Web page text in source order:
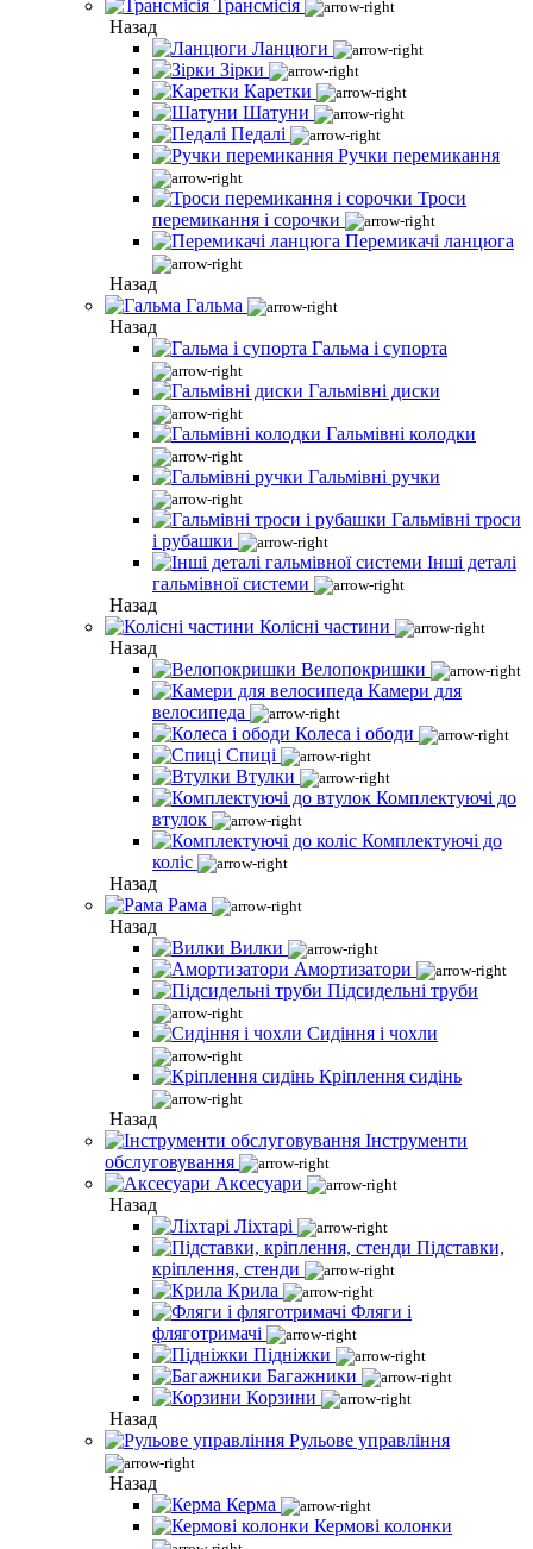
Трансмісія
Назад
Ланцюги
Зірки
Каретки
Шатуни
Педалі
Ручки перемикання
Троси
перемикання і сорочки
Перемикачі ланцюга
Назад
Гальма
Назад
Гальма і супорта
Гальмівні диски
Гальмівні колодки
Гальмівні ручки
Гальмівні троси
і рубашки
Інші деталі
гальмівної системи
Назад
Колісні частини
Назад
Велопокришки
Камери для
велосипеда
Колеса і ободи
Спиці
Втулки
Комплектуючі до
втулок
Комплектуючі до
коліс
Назад
Рама
Назад
Вилки
Амортизатори
Підсидельні труби
Сидіння і чохли
Кріплення сидінь
Назад
Інструменти
обслуговування
Аксесуари
Назад
Ліхтарі
Підставки,
кріплення, стенди
Крила
Фляги і
фляготримачі
Підніжки
Багажники
Корзини
Назад
Рульове управління
Назад
Керма
Кермові колонки